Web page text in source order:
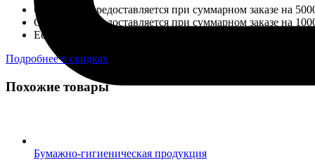
Бумажно-гигиеническая продукция
Скидка 4% предоставляется при суммарном заказе на
Скидка 7% предоставляется при суммарном заказе на
Если ваш заказ свыше 50 000 руб., необходимо
Подробнее о скидках
Похожие товары